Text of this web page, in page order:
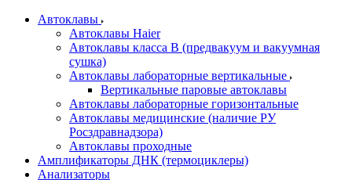
Автоклавы
Автоклавы Haier
Автоклавы класса B (предвакуум и вакуумная
сушка)
Автоклавы лабораторные вертикальные
Вертикальные паровые автоклавы
Автоклавы лабораторные горизонтальные
Автоклавы медицинские (наличие РУ
Росздравнадзора)
Автоклавы проходные
Амплификаторы ДНК (термоциклеры)
Анализаторы